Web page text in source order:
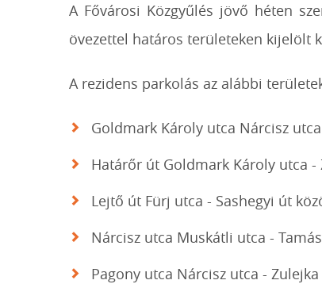
A Fővárosi Közgyűlés jövő héten
övezettel határos területeken kijelölt
A rezidens parkolás az alábbi
Goldmark Károly utca Nárcisz
Határőr út Goldmark Károly utca -
Lejtő út Fürj utca - Sashegyi út
Nárcisz utca Muskátli utca -
Pagony utca Nárcisz utca -